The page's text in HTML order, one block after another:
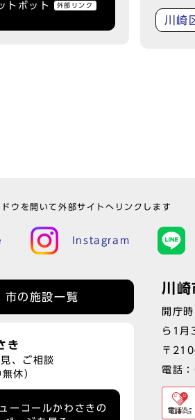
トボット 外部リンク
川崎
ウを開いて外部サイトへリンクします
Instagram
市の施設一覧
き
、ご相談
休）
ーコールかわさきの
川崎
開庁
ら1月
〒
電話：